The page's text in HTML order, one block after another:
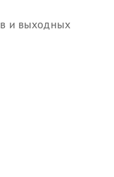
и выходных